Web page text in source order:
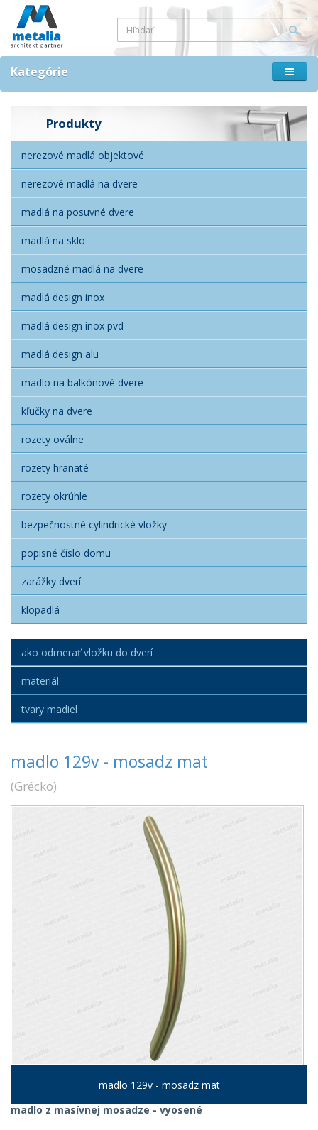
Kategórie
Produkty
nerezové madlá objektové
nerezové madlá na dvere
madlá na posuvné dvere
madlá na sklo
mosadzné madlá na dvere
madlá design inox
madlá design inox pvd
madlá design alu
madlo na balkónové dvere
kľučky na dvere
rozety oválne
rozety hranaté
rozety okrúhle
bezpečnostné cylindrické vložky
popisné číslo domu
zarážky dverí
klopadlá
ako odmerať vložku do dverí
materiál
tvary madiel
madlo 129v - mosadz mat
(Grécko)
madlo 129v - mosadz mat
madlo z masívnej mosadze - vyosené